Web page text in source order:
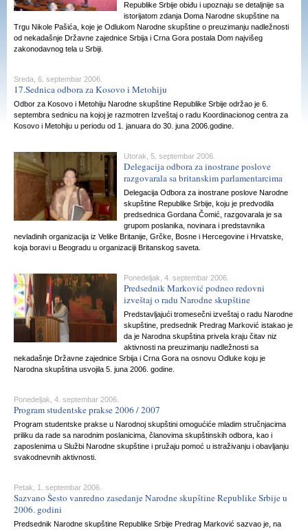
Republike Srbije obiđu i upoznaju se detaljnije sa
istorijatom zdanja Doma Narodne skupštine na
Trgu Nikole Pašića, koje je Odlukom Narodne skupštine o preuzimanju nadležnosti
od nekadašnje Državne zajednice Srbija i Crna Gora postala Dom najvišeg
zakonodavnog tela u Srbiji.
Sreda, 6. septembar 2006.
17.Sednica odbora za Kosovo i Metohiju
Odbor za Kosovo i Metohiju Narodne skupštine Republike Srbije održao je 6.
septembra sednicu na kojoj je razmotren Izveštaj o radu Koordinacionog centra za
Kosovo i Metohiju u periodu od 1. januara do 30. juna 2006.godine.
Utorak, 5. septembar 2006.
Delegacija odbora za inostrane poslove
razgovarala sa britanskim parlamentarcima
Delegacija Odbora za inostrane poslove Narodne
skupštine Republike Srbije, koju je predvodila
predsednica Gordana Čomić, razgovarala je sa
grupom poslanika, novinara i predstavnika
nevladinih organizacija iz Velike Britanije, Grčke, Bosne i Hercegovine i Hrvatske,
koja boravi u Beogradu u organizaciji Britanskog saveta.
Ponedeljak, 4. septembar 2006.
Predsednik Marković podneo redovni
izveštaj o radu Narodne skupštine
Predstavljajući tromesečni izveštaj o radu Narodne
skupštine, predsednik Predrag Marković istakao je
da je Narodna skupština privela kraju čitav niz
aktivnosti na preuzimanju nadležnosti sa
nekadašnje Državne zajednice Srbija i Crna Gora na osnovu Odluke koju je
Narodna skupština usvojila 5. juna 2006. godine.
Ponedeljak, 4. septembar 2006.
Program studentske prakse 2006 / 2007
Program studentske prakse u Narodnoj skupštini omogućiće mladim stručnjacima
priliku da rade sa narodnim poslanicima, članovima skupštinskih odbora, kao i
zaposlenima u Službi Narodne skupštine i pružaju pomoć u istraživanju i obavljanju
svakodnevnih aktivnosti.
Petak, 1. septembar 2006.
Sazvano Šesto vanredno zasedanje Narodne skupštine Republike Srbije u
2006. godini
Predsednik Narodne skupštine Republike Srbije Predrag Marković sazvao je, na